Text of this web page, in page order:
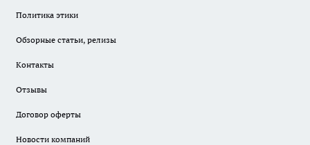
Политика этики
Обзорные статьи, релизы
Контакты
Отзывы
Договор оферты
Новости компаний